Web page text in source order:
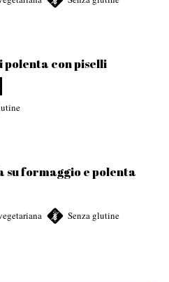
polenta con piselli
su formaggio e polenta
Senza glutine